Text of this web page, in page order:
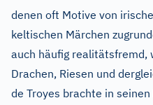
denen oft Motive von
keltischen Märchen
auch häufig realitätsfremd,
Drachen, Riesen und
de Troyes brachte in